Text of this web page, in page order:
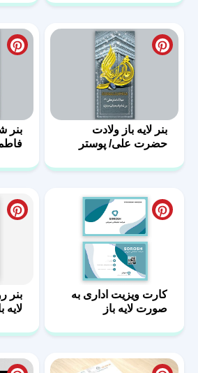
دوم
بنر لایه باز ولادت
حضرت علی/ پوستر
بنر
کارت ویزیت اداری به
صورت لایه باز
بنر
لایه